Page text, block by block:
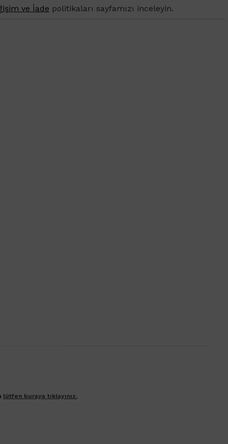
ve İade politikaları sayfamızı inceleyin.
lütfen buraya tıklayınız.